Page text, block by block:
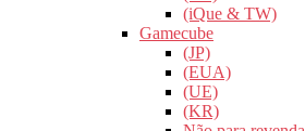
(iQue & TW)
Gamecube
(JP)
(EUA)
(UE)
(KR)